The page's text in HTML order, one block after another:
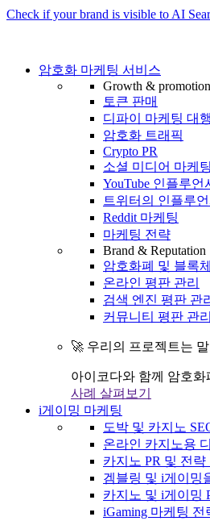
Check if your brand is visible to AI
암호화 마케팅 서비스
Growth & promotion
토큰 판매
디파이 마케팅 대
암호화 트래픽
Crypto PR
소셜 미디어 마케팅
YouTube 인플루언
트위터의 인플루언
Reddit 마케팅
마케팅 전략
Brand & Reputation
암호화폐 및 블록
온라인 평판 관리
검색 엔진 평판 관
커뮤니티 평판 관리
🚀 우리의 프로젝트는
아이코다와 함께 암호
사례 살펴보기
i게이밍 마케팅
도박 및 카지노
온라인 카지노용
카지노 PR 및 전략
겜블링 및 i게이밍
카지노 및 i게이밍
iGaming 마케팅 전